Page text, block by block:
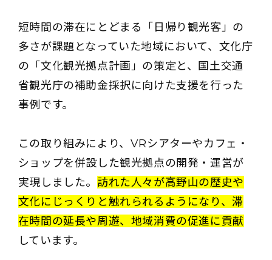
短時間の滞在にとどまる「日帰り観光客」の
多さが課題となっていた地域において、文化庁
の「文化観光拠点計画」の策定と、国土交通
省観光庁の補助金採択に向けた支援を行った
事例です。
この取り組みにより、VRシアターやカフェ・
ショップを併設した観光拠点の開発・運営が
実現しました。 訪れた人々が高野山の歴史や
文化にじっくりと触れられるようになり、滞
在時間の延長や周遊、地域消費の促進に貢献
しています。